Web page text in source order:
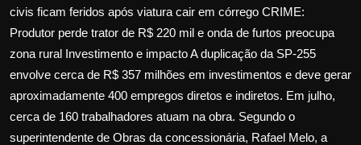
civis ficam feridos após viatura cair em córrego CRIME:
Produtor perde trator de R$ 220 mil e onda de furtos preocupa
zona rural Investimento e impacto A duplicação da SP-255
envolve cerca de R$ 357 milhões em investimentos e deve gerar
aproximadamente 400 empregos diretos e indiretos. Em julho,
cerca de 160 trabalhadores atuam na obra. Segundo o
superintendente de Obras da concessionária, Rafael Melo, a